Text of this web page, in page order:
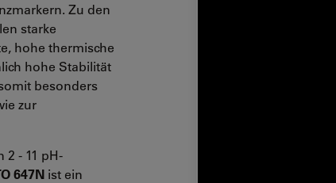
Zu den
starke
hohe thermische
hohe Stabilität
besonders
zur
- 11 pH-
647N ist ein